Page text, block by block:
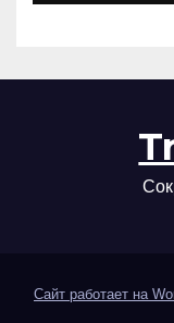
Сайт работает на